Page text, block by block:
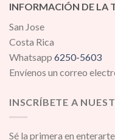
INFORMACIÓN DE LA
San Jose
Costa Rica
Whatsapp 6250-5603
Envíenos un correo
INSCRÍBETE A
Sé la primera en